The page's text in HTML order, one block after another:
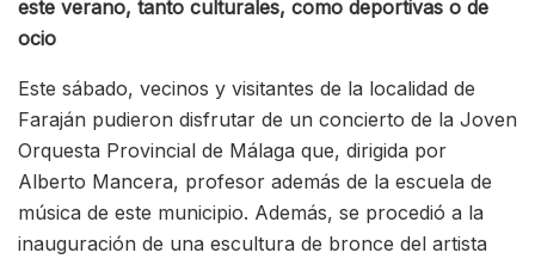
este verano, tanto culturales, como deportivas o de
ocio
Este sábado, vecinos y visitantes de la localidad de
Faraján pudieron disfrutar de un concierto de la Joven
Orquesta Provincial de Málaga que, dirigida por
Alberto Mancera, profesor además de la escuela de
música de este municipio. Además, se procedió a la
inauguración de una escultura de bronce del artista